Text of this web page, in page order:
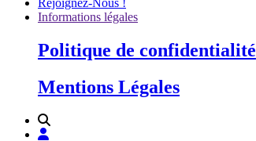
Rejoignez-Nous !
Informations légales
Politique de confidentialité
Mentions Légales